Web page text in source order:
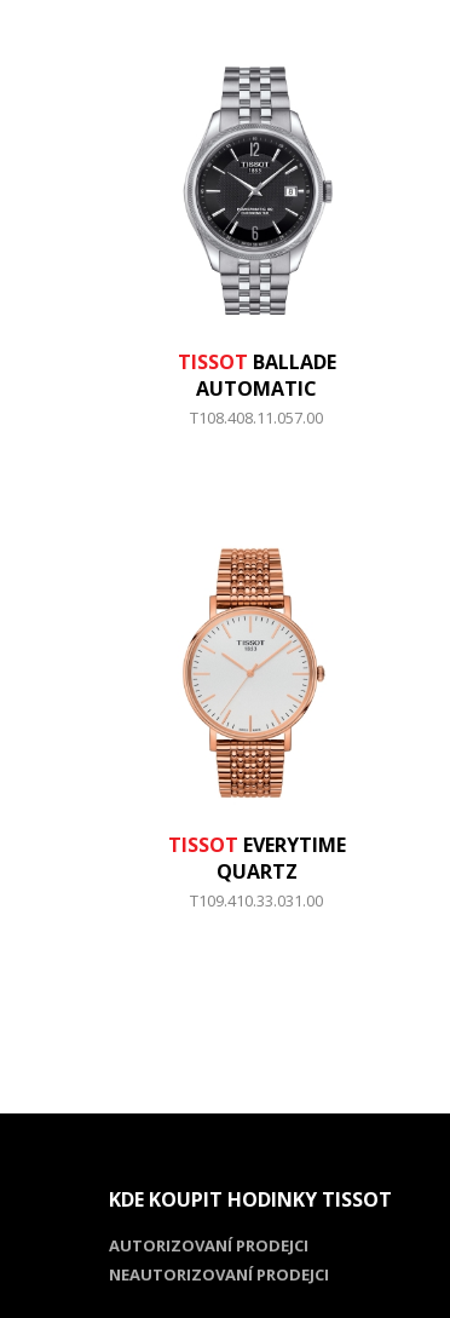
TISSOT BALLADE
AUTOMATIC
T108.408.11.057.00
TISSOT EVERYTIME
QUARTZ
T109.410.33.031.00
KDE KOUPIT HODINKY TISSOT
AUTORIZOVANÍ PRODEJCI
NEAUTORIZOVANÍ PRODEJCI